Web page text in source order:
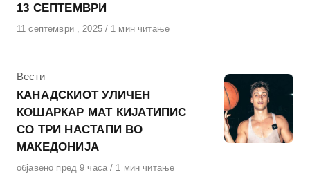
13 СЕПТЕМВРИ
Објавено
11 септември , 2025 1 мин читање
КАтегорија
Вести
КАНАДСКИОТ УЛИЧЕН
КОШАРКАР МАТ КИЈАТИПИС
СО ТРИ НАСТАПИ ВО
МАКЕДОНИЈА
Објавено
објавено пред 9 часа 1 мин читање